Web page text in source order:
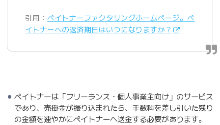
引用：ペイトナーファクタリングホームページ。ペ
イトナーへの返済期日はいつになりますか？
ペイトナーは「フリーランス・個人事業主向け」のサービス
であり、売掛金が振り込まれたら、手数料を差し引いた残り
の金額を速やかにペイトナーへ送金する必要があります。